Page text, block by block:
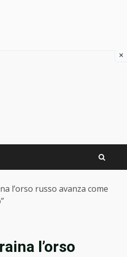
l’orso russo avanza come
l’orso
×